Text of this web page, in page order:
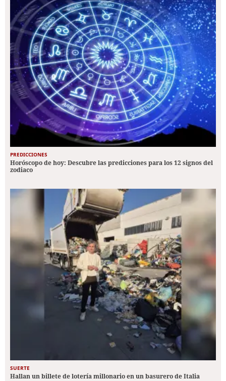
PREDICCIONES
Horóscopo de hoy: Descubre las predicciones para los 12 signos del
zodiaco
SUERTE
Hallan un billete de lotería millonario en un basurero de Italia